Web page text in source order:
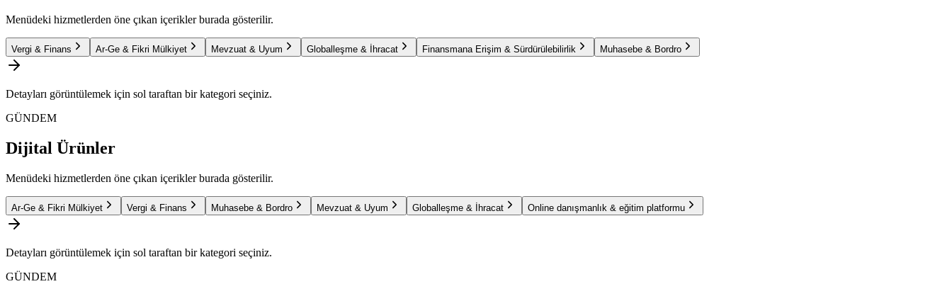
Menüdeki hizmetlerden öne çıkan içerikler burada gösterilir.
Vergi & Finans Ar-Ge & Fikri Mülkiyet Mevzuat & Uyum Globalleşme & İhracat Finansmana Erişim & Sürdürülebilirlik Muhasebe & Bordro
Detayları görüntülemek için sol taraftan bir kategori seçiniz.
GÜNDEM
Dijital Ürünler
Menüdeki hizmetlerden öne çıkan içerikler burada gösterilir.
Ar-Ge & Fikri Mülkiyet Vergi & Finans Muhasebe & Bordro Mevzuat & Uyum Globalleşme & İhracat Online danışmanlık & eğitim platformu
Detayları görüntülemek için sol taraftan bir kategori seçiniz.
GÜNDEM